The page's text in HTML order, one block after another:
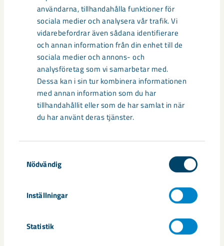
användarna, tillhandahålla funktioner för
sociala medier och analysera vår trafik. Vi
vidarebefordrar även sådana identifierare
och annan information från din enhet till de
sociala medier och annons- och
analysföretag som vi samarbetar med.
Dessa kan i sin tur kombinera informationen
med annan information som du har
tillhandahållit eller som de har samlat in när
du har använt deras tjänster.
Nödvändig
Inställningar
Statistik
LKAB är en internationell gruv- och mineralkoncern som erbjuder
järnmalms- och mineralprodukter. Vi leder omställningen av järn-
och stålindustrin och vår plan är att utveckla koldioxidfria processer
fram till år 2045. Vi bryter över 80 procent av all järnmalm inom EU
och sedan 1890 har vi utvecklats genom unika innovationer och
tekniklösningar. Koncernen hade 2025 mer än 5 000 medarbetare i
12 länder och omsatte cirka 33 miljarder kronor. lkab.com
Media